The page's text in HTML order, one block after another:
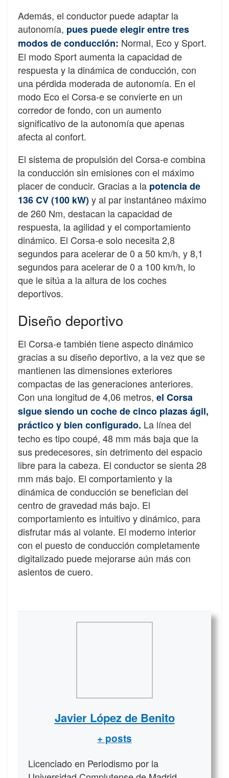
Además, el conductor puede adaptar la
autonomía, pues puede elegir entre tres
modos de conducción: Normal, Eco y Sport.
El modo Sport aumenta la capacidad de
respuesta y la dinámica de conducción, con
una pérdida moderada de autonomía. En el
modo Eco el Corsa-e se convierte en un
corredor de fondo, con un aumento
significativo de la autonomía que apenas
afecta al confort.
El sistema de propulsión del Corsa-e combina
la conducción sin emisiones con el máximo
placer de conducir. Gracias a la potencia de
136 CV (100 kW)y al par instantáneo máximo
de 260 Nm, destacan la capacidad de
respuesta, la agilidad y el comportamiento
dinámico. El Corsa-e solo necesita 2,8
segundos para acelerar de 0 a 50 km/h, y 8,1
segundos para acelerar de 0 a 100 km/h, lo
que le sitúa a la altura de los coches
deportivos.
Diseño deportivo
El Corsa-e también tiene aspecto dinámico
gracias a su diseño deportivo, a la vez que se
mantienen las dimensiones exteriores
compactas de las generaciones anteriores.
Con una longitud de 4,06 metros, el Corsa
sigue siendo un coche de cinco plazas ágil,
práctico y bien configurado. La línea del
techo es tipo coupé, 48 mm más baja que la
sus predecesores, sin detrimento del espacio
libre para la cabeza. El conductor se sienta 28
mm más bajo. El comportamiento y la
dinámica de conducción se benefician del
centro de gravedad más bajo. El
comportamiento es intuitivo y dinámico, para
disfrutar más al volante. El moderno interior
con el puesto de conducción completamente
digitalizado puede mejorarse aún más con
asientos de cuero.
Javier López de Benito
+ posts
Licenciado en Periodismo por la